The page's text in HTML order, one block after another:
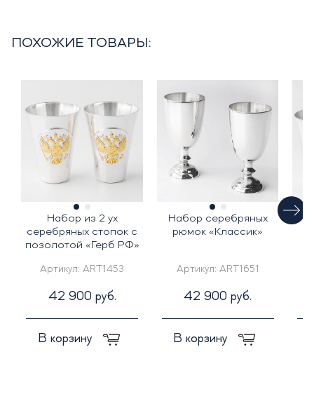
ПОХОЖИЕ ТОВАРЫ:
Набор из 2 ух
серебряных стопок с
позолотой «Герб РФ»
Артикул: ART1453
42 900 руб.
В корзину
Набор серебряных
рюмок «Классик»
Артикул: ART1651
42 900 руб.
В корзину